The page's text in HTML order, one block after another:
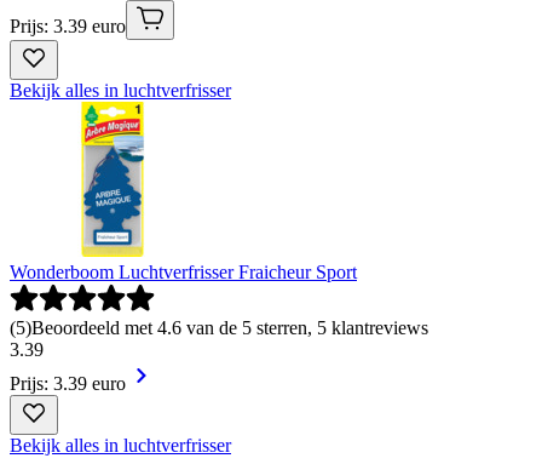
Prijs: 3.39 euro
Bekijk alles in luchtverfrisser
Wonderboom Luchtverfrisser Fraicheur Sport
(5)Beoordeeld met 4.6 van de 5 sterren, 5 klantreviews
3.39
Prijs: 3.39 euro
Bekijk alles in luchtverfrisser